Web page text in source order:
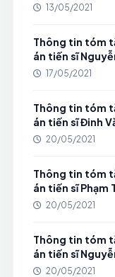
13/05/2021
Thông tin tóm
án tiến sĩ
17/05/2021
Thông tin tóm
án tiến sĩ Đinh
20/05/2021
Thông tin tóm
án tiến sĩ Phạm
20/05/2021
Thông tin tóm
án tiến sĩ
20/05/2021